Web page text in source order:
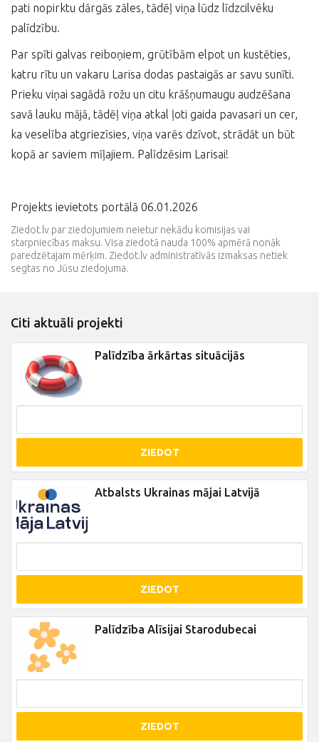
pati nopirktu dārgās zāles, tādēļ viņa lūdz līdzcilvēku
palīdzību.
Par spīti galvas reiboņiem, grūtībām elpot un kustēties,
katru rītu un vakaru Larisa dodas pastaigās ar savu sunīti.
Prieku viņai sagādā rožu un citu krāšņumaugu audzēšana
savā lauku mājā, tādēļ viņa atkal ļoti gaida pavasari un cer,
ka veselība atgriezīsies, viņa varēs dzīvot, strādāt un būt
kopā ar saviem mīļajiem. Palīdzēsim Larisai!
Projekts ievietots portālā 06.01.2026
Ziedot.lv par ziedojumiem neietur nekādu komisijas vai
starpniecības maksu. Visa ziedotā nauda 100% apmērā nonāk
paredzētajam mērķim. Ziedot.lv administratīvās izmaksas netiek
segtas no Jūsu ziedojuma.
Citi aktuāli projekti
Palīdzība ārkārtas situācijās
ZIEDOT
Atbalsts Ukrainas mājai Latvijā
ZIEDOT
Palīdzība Alīsijai Starodubecai
ZIEDOT